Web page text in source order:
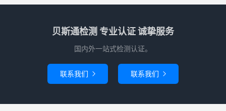
贝斯通检测 专业认证 诚挚服务
国内外一站式检测认证。
联系我们  联系我们 